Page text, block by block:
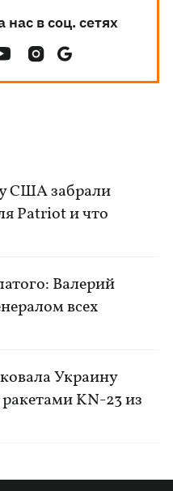
в соц. сетях
США забрали
Patriot и что
Валерий
всех
Украину
KN-23 из